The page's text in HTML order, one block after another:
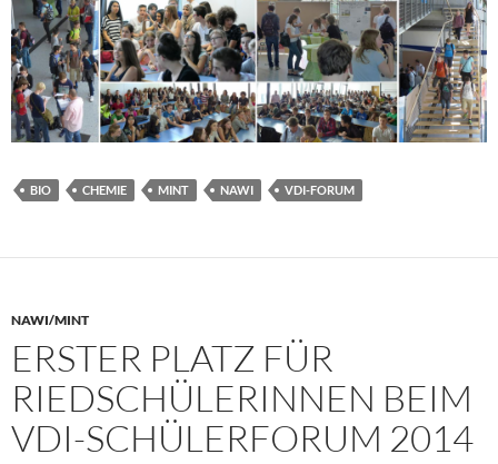
BIO CHEMIE MINT NAWI VDI-FORUM
NAWI/MINT
ERSTER PLATZ FÜR
RIEDSCHÜLERINNEN BEIM
VDI-SCHÜLERFORUM 2014